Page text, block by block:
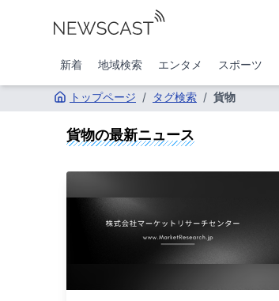
新着 地域検索 エンタメ スポーツ
トップページ / タグ検索 / 貨物
貨物の最新ニュース